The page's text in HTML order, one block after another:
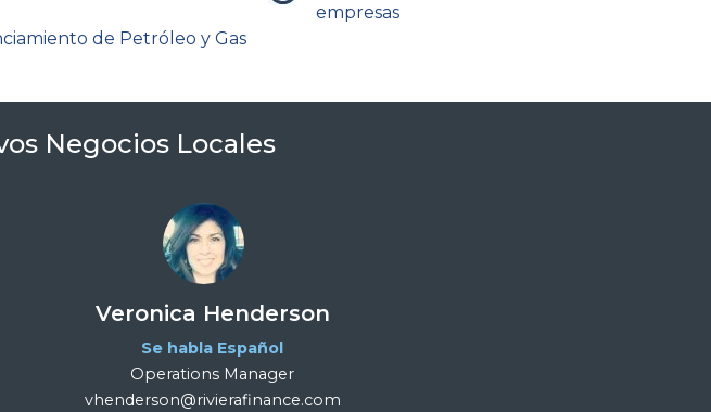
de Petróleo y Gas
empresas
Negocios Locales
Veronica Henderson
Se habla Español
Operations Manager
vhenderson@rivierafinance.com